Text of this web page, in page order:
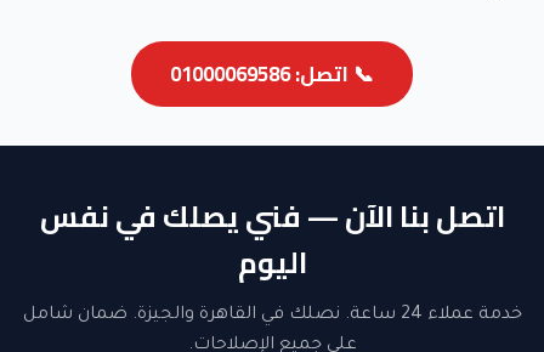
📞 اتصل: 01000069586
اتصل بنا الآن — فني يصلك في نفس
اليوم
خدمة عملاء 24 ساعة. نصلك في القاهرة والجيزة. ضمان شامل
على جميع الإصلاحات.